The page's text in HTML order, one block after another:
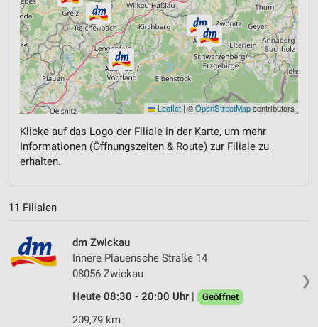
Leaflet |©OpenStreetMapcontributors
Klicke auf das Logo der Filiale in der Karte, um mehr
Informationen (Öffnungszeiten & Route) zur Filiale zu
erhalten.
11 Filialen
❯
dm Zwickau
Innere Plauensche Straße 14
08056 Zwickau
Heute 08:30 - 20:00 Uhr |
Geöffnet
209,79 km